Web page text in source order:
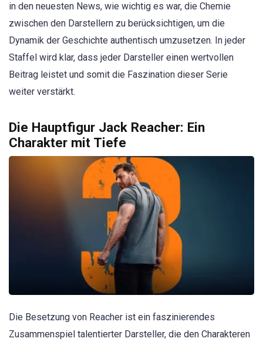
in den neuesten News, wie wichtig es war, die Chemie
zwischen den Darstellern zu berücksichtigen, um die
Dynamik der Geschichte authentisch umzusetzen. In jeder
Staffel wird klar, dass jeder Darsteller einen wertvollen
Beitrag leistet und somit die Faszination dieser Serie
weiter verstärkt.
Die Hauptfigur Jack Reacher: Ein
Charakter mit Tiefe
Die Besetzung von Reacher ist ein faszinierendes
Zusammenspiel talentierter Darsteller, die den Charakteren